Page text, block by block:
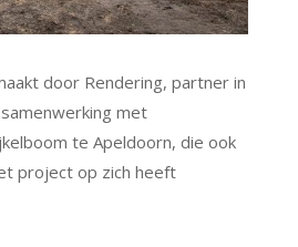
door Rendering, partner in
met
te Apeldoorn, die ook
project op zich heeft